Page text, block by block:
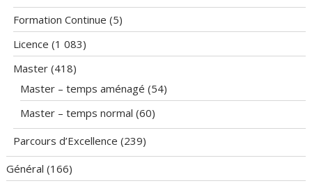
Formation Continue (5)
Licence (1 083)
Master (418)
Master – temps aménagé (54)
Master – temps normal (60)
Parcours d’Excellence (239)
Général (166)